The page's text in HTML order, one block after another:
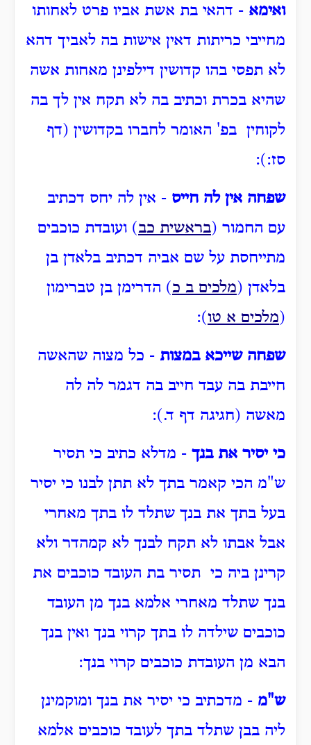
ואימא - דהאי בת אשת אביו פרט לאחותו
מחייבי כריתות דאין אישות בה לאביך דהא
לא תפסי בהו קדושין דילפינן מאחות אשה
שהיא בכרת וכתיב בה לא תקח אין לך בה
לקוחין בפ' האומר לחברו בקדושין (דף
סז:):
שפחה אין לה חייס - אין לה יחס דכתיב
עם החמור (בראשית כב) ועובדת כוכבים
מתייחסת על שם אביה דכתיב בלאדן בן
בלאדן (מלכים ב כ) הדרימן בן טברימון
(מלכים א טו):
שפחה שייכא במצות - כל מצוה שהאשה
חייבת בה עבד חייב בה דגמר לה לה
מאשה (חגיגה דף ד.):
כי יסיר את בנך - מדלא כתיב כי תסיר
ש"מ הכי קאמר בתך לא תתן לבנו כי יסיר
בעל בתך את בנך שתלד לו בתך מאחרי
אבל אבתו לא תקח לבנך לא קמהדר ולא
קרינן ביה כי תסיר בת העובד כוכבים את
בנך שתלד מאחרי אלמא בנך מן העובד
כוכבים שילדה לו בתך קרוי בנך ואין בנך
הבא מן העובדת כוכבים קרוי בנך:
ש"מ - מדכתיב כי יסיר את בנך ומוקמינן
ליה בבן שתלד בתך לעובד כוכבים אלמא